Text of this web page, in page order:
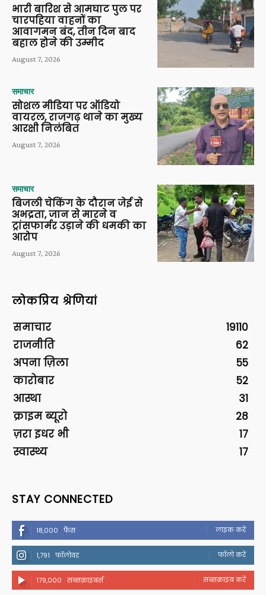
भारी बारिश से आमघाट पुल पर
चारपहिया वाहनों का
आवागमन बंद, तीन दिन बाद
बहाल होने की उम्मीद
August 7, 2026
समाचार
सोशल मीडिया पर ऑडियो
वायरल, राजगढ़ थाने का मुख्य
आरक्षी निलंबित
August 7, 2026
समाचार
बिजली चेकिंग के दौरान जेई से
अभद्रता, जान से मारने व
ट्रांसफार्मर उड़ाने की धमकी का
आरोप
August 7, 2026
लोकप्रिय श्रेणियां
समाचार
19110
राजनीति
62
अपना ज़िला
55
कारोबार
52
आस्था
31
क्राइम ब्यूरो
28
ज़रा इधर भी
17
स्वास्थ्य
17
STAY CONNECTED
18,000 फैंस लाइक करें
1,791 फॉलोवर फॉलो करें
179,000 सब्सक्राइबर्स सब्सक्राइब करें